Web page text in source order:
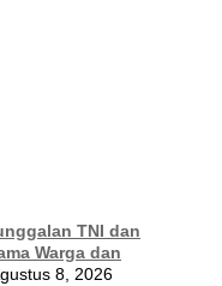
TNI dan
Warga dan
8, 2026